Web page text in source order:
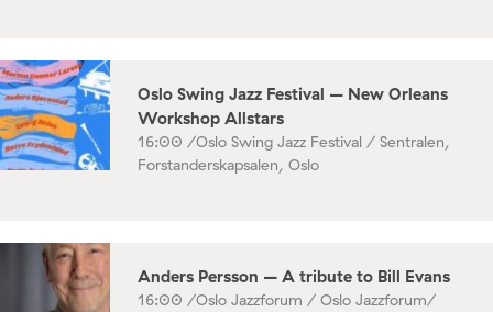
Oslo Swing Jazz Festival – New Orleans
Workshop Allstars
16:00 /Oslo Swing Jazz Festival / Sentralen,
Forstanderskapsalen, Oslo
Anders Persson – A tribute to Bill Evans
16:00 /Oslo Jazzforum / Oslo Jazzforum/